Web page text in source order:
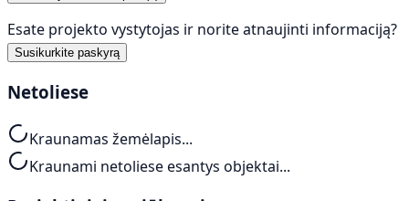
Esate projekto vystytojas ir norite atnaujinti informaciją?
Susikurkite paskyrą
Netoliese
Kraunamas žemėlapis...
Kraunami netoliese esantys objektai...